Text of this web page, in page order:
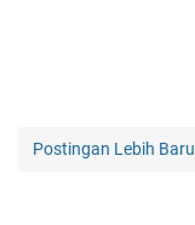
Postingan Lebih Baru